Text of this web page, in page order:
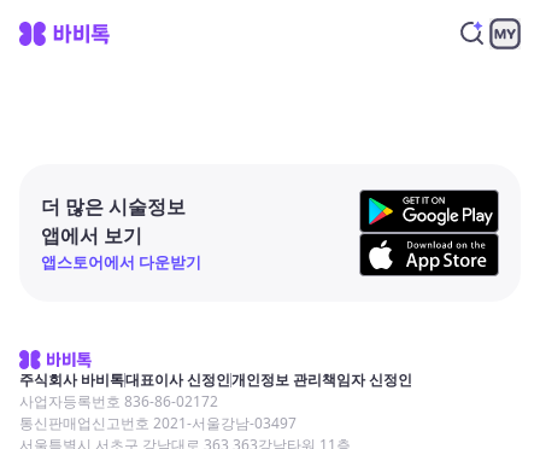
더 많은 시술정보
앱에서 보기
앱스토어에서 다운받기
주식회사 바비톡대표이사 신정인개인정보 관리책임자 신정인
사업자등록번호 836-86-02172
통신판매업신고번호 2021-서울강남-03497
서울특별시 서초구 강남대로 363 363강남타워 11층